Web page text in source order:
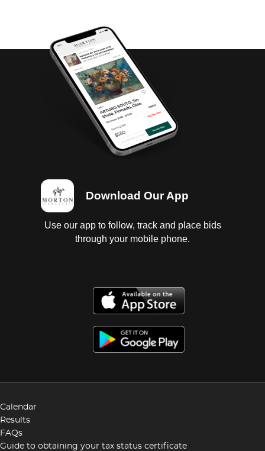
Download Our App
Use our app to follow, track and place bids
through your mobile phone.
Calendar
Results
FAQs
Guide to obtaining your tax status certificate